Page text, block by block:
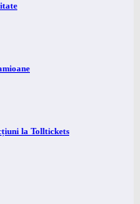
la Tolltickets